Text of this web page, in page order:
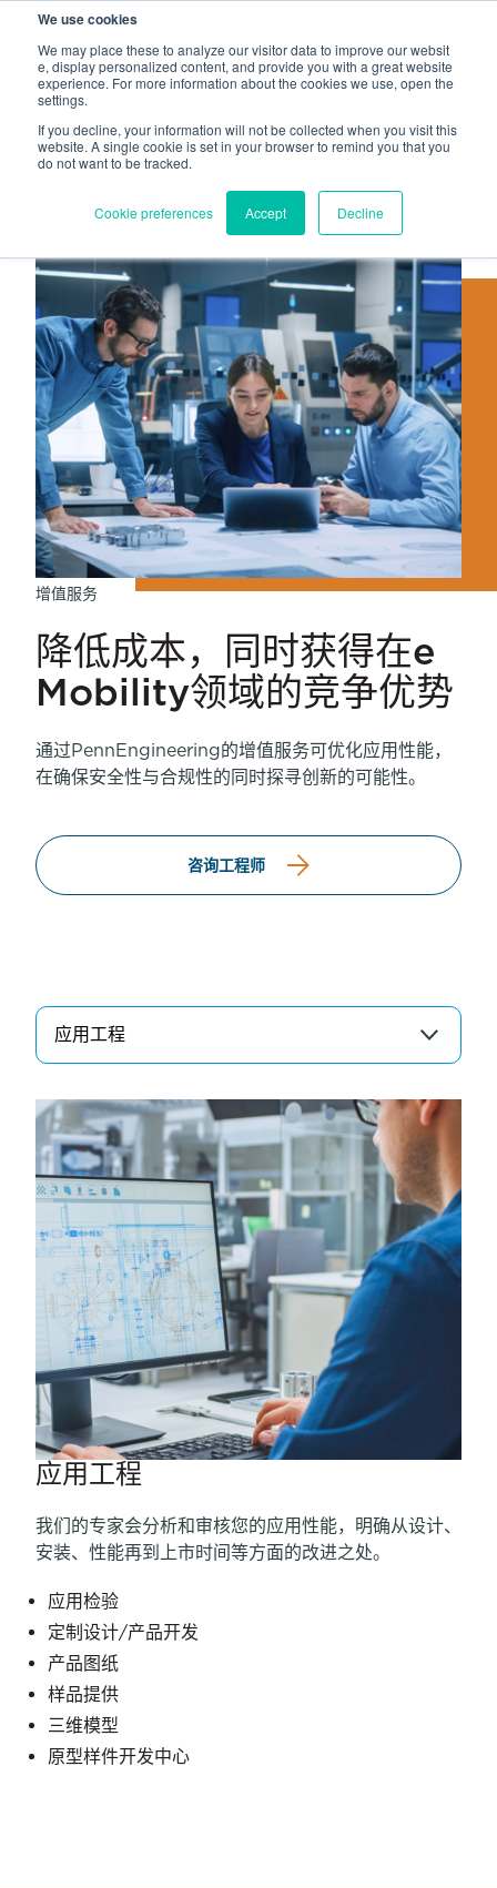
We use cookies
We may place these to analyze our visitor data to improve our websit
e, display personalized content, and provide you with a great website
experience. For more information about the cookies we use, open the
settings.
If you decline, your information will not be collected when you visit this
website. A single cookie is set in your browser to remind you that you
do not want to be tracked.
Cookie preferences Accept Decline
增值服务
降低成本，同时获得在e
Mobility领域的竞争优势
通过PennEngineering的增值服务可优化应用性能，
在确保安全性与合规性的同时探寻创新的可能性。
咨询工程师
应用工程
我们的专家会分析和审核您的应用性能，明确从设计、
安装、性能再到上市时间等方面的改进之处。
应用检验
定制设计/产品开发
产品图纸
样品提供
三维模型
原型样件开发中心
机械测试
显微硬度
真空泄漏测试
紧固件接头横截面
耐腐蚀和电镀测试
产品完全拆卸
装配结构评估
确定替代紧固解决方案
拆解报告
FastenerClass®
来自全球专家的免费定制培训课程
标准课程包括:
理论、最佳实践、应用探索
自扣紧技术理论介绍
适用于不锈钢板材的紧固件
表面贴装紧固件技术（SMT）与拉削